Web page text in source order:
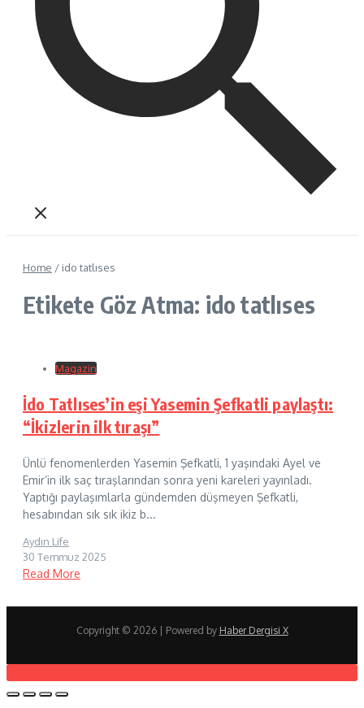
Home / ido tatlıses
Etikete Göz Atma: ido tatlıses
Magazin
İdo Tatlıses’in eşi Yasemin Şefkatli paylaştı:
“İkizlerin ilk tıraşı”
Ünlü fenomenlerden Yasemin Şefkatli, 1 yaşındaki Ayel ve
Emir’in ilk saç tıraşlarından sonra yeni kareleri yayınladı.
Yaptığı paylaşımlarla gündemden düşmeyen Şefkatli,
hesabından sık sık ikiz b...
Aydın Life
30 Temmuz 2025
Read More
Copyright © 2026 | Powered by Haber Dergisi X